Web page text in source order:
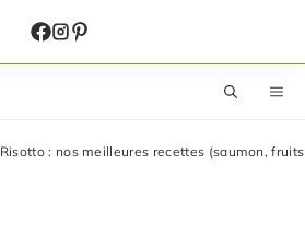
Risotto : nos meilleures recettes (saumon, fruits